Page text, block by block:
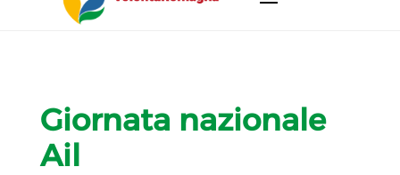
Giornata nazionale
Ail